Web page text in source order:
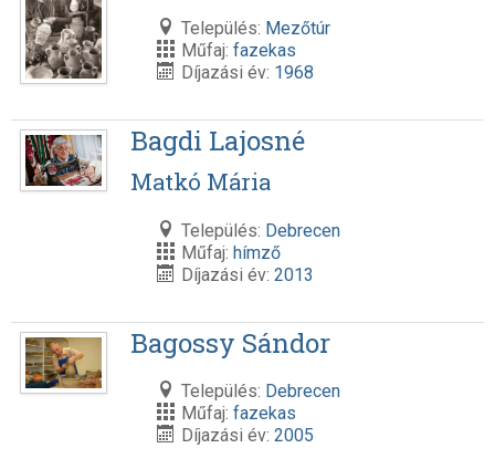
Település: Mezőtúr
Műfaj: fazekas
Díjazási év: 1968
Bagdi Lajosné
Matkó Mária
Település: Debrecen
Műfaj: hímző
Díjazási év: 2013
Bagossy Sándor
Település: Debrecen
Műfaj: fazekas
Díjazási év: 2005